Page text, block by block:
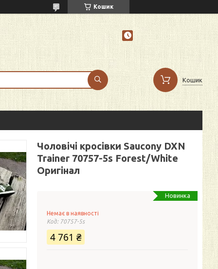
Кошик
Кошик
Чоловічі кросівки Saucony DXN
Trainer 70757-5s Forest/White
Оригінал
Новинка
Немає в наявності
Код: 70757-5s
4 761 ₴